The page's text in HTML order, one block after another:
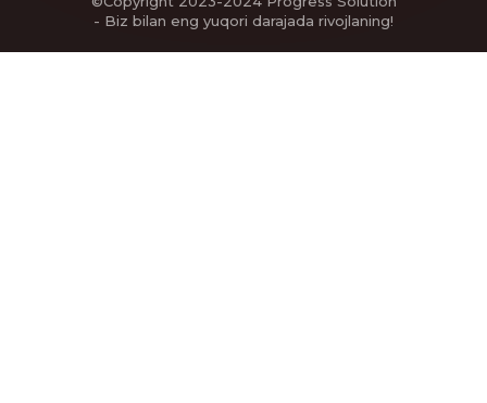
- Biz bilan eng yuqori darajada rivojlaning!